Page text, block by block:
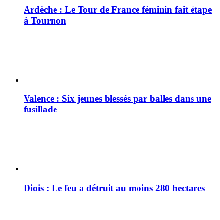
Ardèche : Le Tour de France féminin fait étape
à Tournon
Valence : Six jeunes blessés par balles dans une
fusillade
Diois : Le feu a détruit au moins 280 hectares